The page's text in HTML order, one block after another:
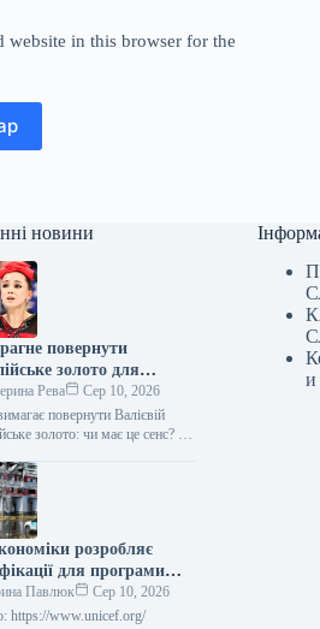
website in this browser for the
новини
повернути
золото для
Путіна” – нова
скандалу.
Рева
Сер 10, 2026
повернути Валієвій
золото: чи має це сенс? На
Валієвої до міжнародних
розробляє
для програми
від воєнних загроз
Павлюк
Сер 10, 2026
https://www.unicef.org/
и